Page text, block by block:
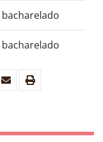
bacharelado
bacharelado